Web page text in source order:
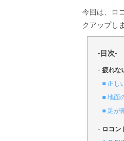
今回は、ロ
クアップし
-目次-
– 疲れな
■ 正し
■ 地面
■ 足が
– ロコン